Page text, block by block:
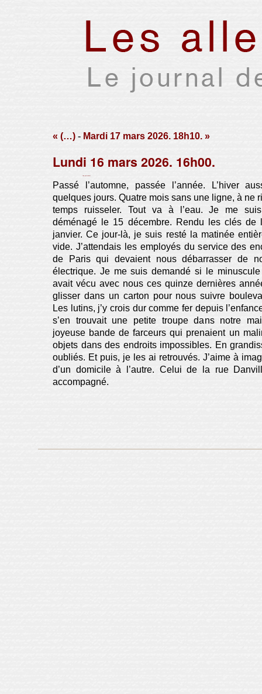
« (…) - Mardi 17 mars 2026. 18h10. »
Lundi 16 mars 2026. 16h00.
Passé l’automne, passée l’année. L’hiver
quelques jours. Quatre mois sans une ligne, à ne
temps ruisseler. Tout va à l’eau. Je me
déménagé le 15 décembre. Rendu les clés
janvier. Ce jour-là, je suis resté la matinée
vide. J’attendais les employés du service des
de Paris qui devaient nous débarrasser de
électrique. Je me suis demandé si le
avait vécu avec nous ces quinze dernières
glisser dans un carton pour nous suivre
Les lutins, j’y crois dur comme fer depuis
s’en trouvait une petite troupe dans notre
joyeuse bande de farceurs qui prenaient un
objets dans des endroits impossibles. En
oubliés. Et puis, je les ai retrouvés. J’aime à
d’un domicile à l’autre. Celui de la rue
accompagné.